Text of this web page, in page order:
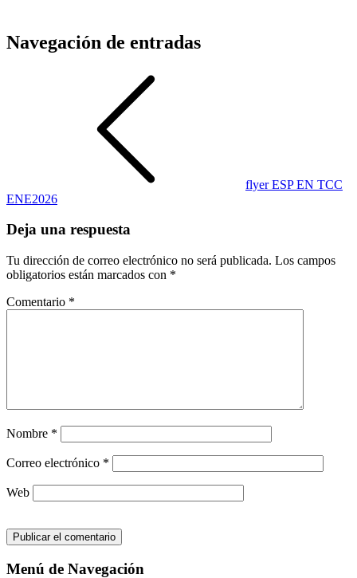
Navegación de entradas
flyer ESP EN TCC
ENE2026
Deja una respuesta
Tu dirección de correo electrónico no será publicada. Los campos
obligatorios están marcados con *
Comentario *
Nombre *
Correo electrónico *
Web
Menú de Navegación